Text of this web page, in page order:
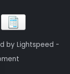
by Lightspeed -